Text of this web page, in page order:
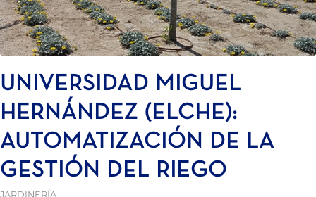
UNIVERSIDAD MIGUEL
HERNÁNDEZ (ELCHE):
AUTOMATIZACIÓN DE LA
GESTIÓN DEL RIEGO
JARDINERÍA